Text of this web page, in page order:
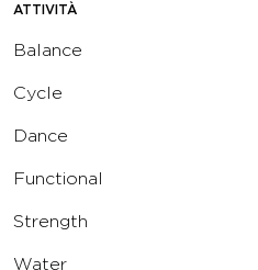
ATTIVITÀ
Balance
Cycle
Dance
Functional
Strength
Water